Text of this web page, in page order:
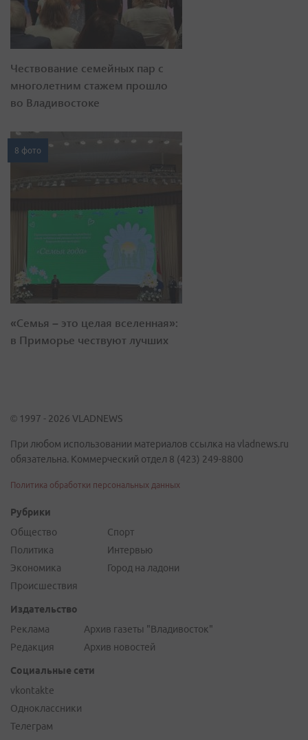
Чествование семейных пар с
многолетним стажем прошло
во Владивостоке
8 фото
«Семья – это целая вселенная»:
в Приморье чествуют лучших
© 1997 - 2026 VLADNEWS
При любом использовании материалов ссылка на vladnews.ru
обязательна. Коммерческий отдел 8 (423) 249-8800
Политика обработки персональных данных
Рубрики
Общество
Политика
Экономика
Происшествия
Спорт
Интервью
Город на ладони
Издательство
Реклама
Редакция
Архив газеты "Владивосток"
Архив новостей
Социальные сети
vkontakte
Одноклассники
Телеграм